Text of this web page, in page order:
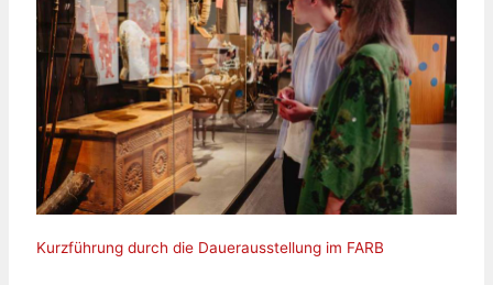
Kurzführung durch die Dauerausstellung im FARB